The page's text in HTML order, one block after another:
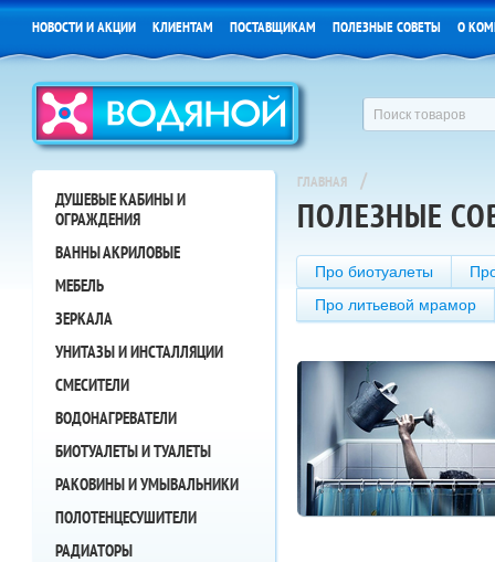
НОВОСТИ И АКЦИИ КЛИЕНТАМ ПОСТАВЩИКАМ ПОЛЕЗНЫЕ СОВЕТЫ О
ДУШЕВЫЕ КАБИНЫ И
ОГРАЖДЕНИЯ
ВАННЫ АКРИЛОВЫЕ
МЕБЕЛЬ
ЗЕРКАЛА
УНИТАЗЫ И ИНСТАЛЛЯЦИИ
СМЕСИТЕЛИ
ВОДОНАГРЕВАТЕЛИ
БИОТУАЛЕТЫ И ТУАЛЕТЫ
РАКОВИНЫ И УМЫВАЛЬНИКИ
ПОЛОТЕНЦЕСУШИТЕЛИ
РАДИАТОРЫ
ГЛАВНАЯ /
ПОЛЕЗНЫЕ
Про биотуалеты
Про литьевой мрамор